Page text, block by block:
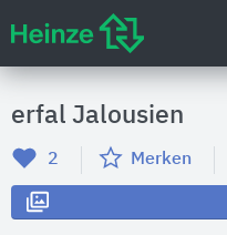
erfal Jalousien
2 Merken